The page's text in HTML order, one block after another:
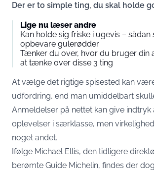
Der er to simple ting, du skal holde
Lige nu læser andre
Kan holde sig friske i ugevis – sådan
opbevare gulerødder
Tænker du over, hvor du bruger din
at tænke over disse 3 ting
At vælge det rigtige spisested kan
udfordring, end man umiddelbart
Anmeldelser på nettet kan give indtryk
oplevelser i særklasse, men
noget andet.
Ifølge Michael Ellis, den tidligere
berømte Guide Michelin, findes der